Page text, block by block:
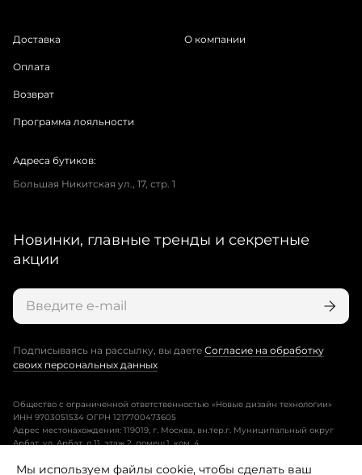
Доставка
Оплата
Возврат
Программа лояльности
О компании
Адреса бутиков:
Большая Никитская ул., 17, стр. 1
Новинки, главные тренды и секретные
акции
Подписываясь на рассылку, вы даете Согласие на обработку
своих персональных данных
Общество с ограниченной ответственностью «Новые дизайн технологии»
ИНН 9703051534 ОГРН 1217700473605
Адрес местонахождения: 119019, г. Москва, вн.тер.г. Муниципальный округ
Арбат, ул. Арбат, д.11, этаж 2, помещ.1, ком. 4.
Мы используем файлы cookie, чтобы сделать ваш